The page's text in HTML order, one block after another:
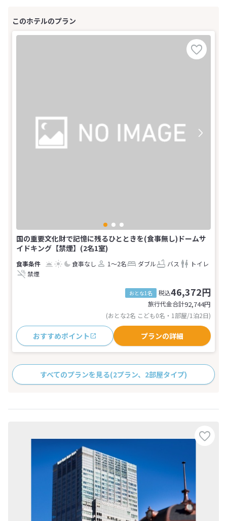
国の重要文化財で記憶に残るひとときを(食事無し)ドームサ
イドキング【禁煙】(2名1室)
食事なし 1～2名 ダブル バス
トイレ
禁煙
おとな1名 税込46,372円
旅行代金合計92,744円
(おとな2名 こども0名・1部屋/1泊2日)
おすすめポイント プランの詳細
すべてのプランを見る(2プラン、2部屋タイプ)